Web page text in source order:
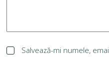
Salvează-mi numele,